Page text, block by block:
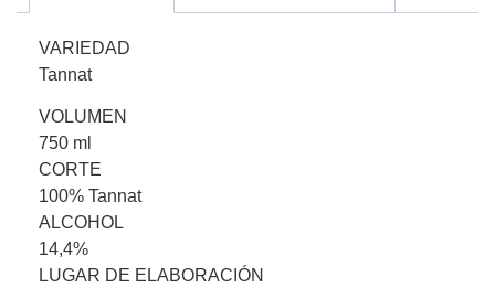
VARIEDAD
Tannat
VOLUMEN
750 ml
CORTE
100% Tannat
ALCOHOL
14,4%
LUGAR DE ELABORACIÓN